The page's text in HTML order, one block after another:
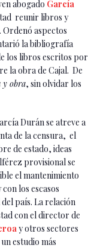
abogado García
reunir libros y
Ordenó aspectos
la bibliografía
los libros escritos por
la obra de Cajal. De
y obra, sin olvidar los
Durán se atreve a
de la censura, el
de estado, ideas
provisional se
el mantenimiento
los escasos
país. La relación
con el director de
y otros sectores
estudio más